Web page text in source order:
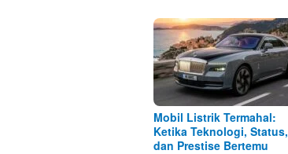
Mobil Listrik Termahal:
Ketika Teknologi, Status,
dan Prestise Bertemu